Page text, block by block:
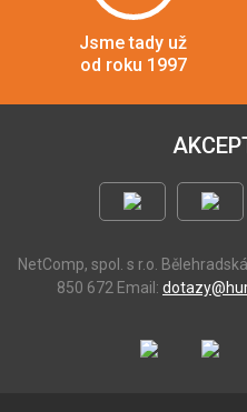
Jsme tady už
od roku 1997
NetComp, spol. s r.o.
850 672 Email: